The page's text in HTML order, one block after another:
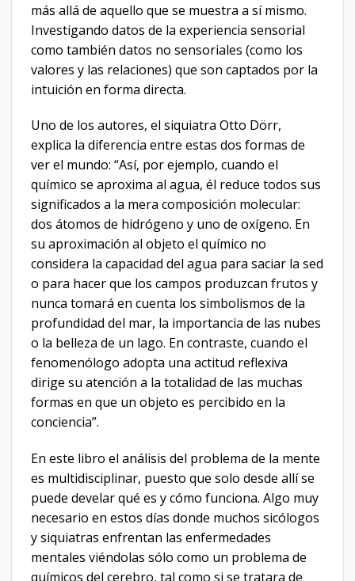
más allá de aquello que se muestra a sí mismo.
Investigando datos de la experiencia sensorial
como también datos no sensoriales (como los
valores y las relaciones) que son captados por la
intuición en forma directa.
Uno de los autores, el siquiatra Otto Dörr,
explica la diferencia entre estas dos formas de
ver el mundo: “Así, por ejemplo, cuando el
químico se aproxima al agua, él reduce todos sus
significados a la mera composición molecular:
dos átomos de hidrógeno y uno de oxígeno. En
su aproximación al objeto el químico no
considera la capacidad del agua para saciar la sed
o para hacer que los campos produzcan frutos y
nunca tomará en cuenta los simbolismos de la
profundidad del mar, la importancia de las nubes
o la belleza de un lago. En contraste, cuando el
fenomenólogo adopta una actitud reflexiva
dirige su atención a la totalidad de las muchas
formas en que un objeto es percibido en la
conciencia”.
En este libro el análisis del problema de la mente
es multidisciplinar, puesto que solo desde allí se
puede develar qué es y cómo funciona. Algo muy
necesario en estos días donde muchos sicólogos
y siquiatras enfrentan las enfermedades
mentales viéndolas sólo como un problema de
químicos del cerebro, tal como si se tratara de